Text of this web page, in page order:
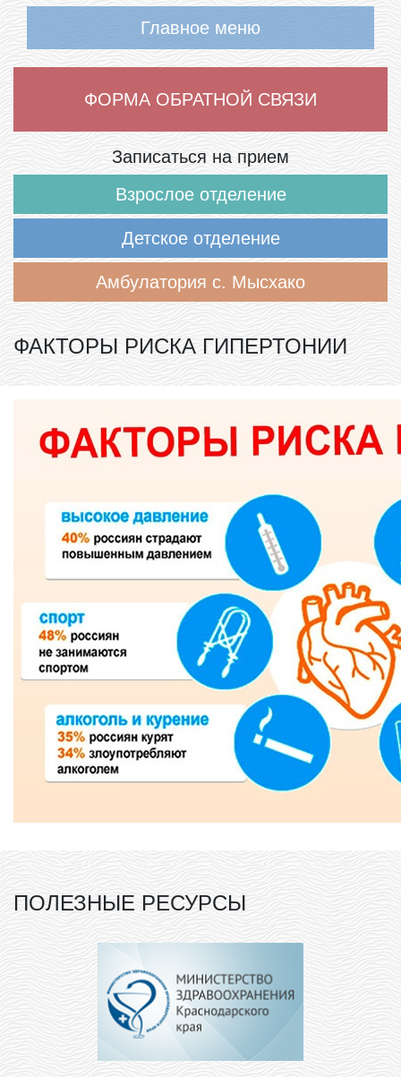
Главное меню
ФОРМА ОБРАТНОЙ СВЯЗИ
Записаться на прием
Взрослое отделение
Детское отделение
Амбулатория с. Мысхако
ФАКТОРЫ РИСКА ГИПЕРТОНИИ
ПОЛЕЗНЫЕ РЕСУРСЫ